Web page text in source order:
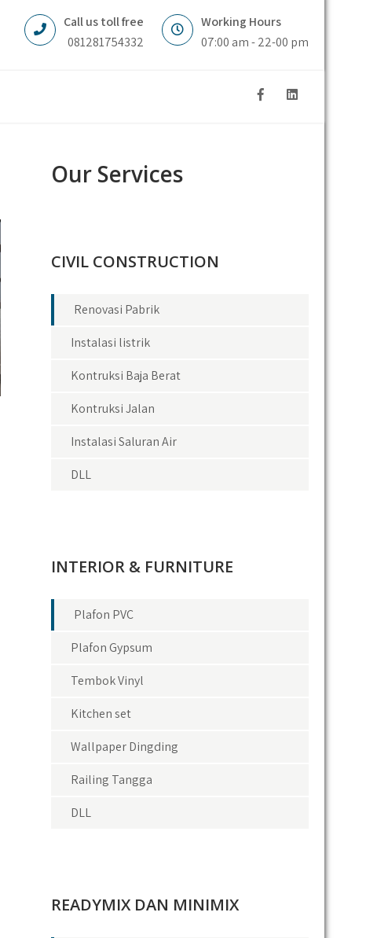
Call us toll free
081281754332
Working Hours
07:00 am - 22-00 pm
Our Services
CIVIL CONSTRUCTION
Renovasi Pabrik
Instalasi listrik
Kontruksi Baja Berat
Kontruksi Jalan
Instalasi Saluran Air
DLL
INTERIOR & FURNITURE
Plafon PVC
Plafon Gypsum
Tembok Vinyl
Kitchen set
Wallpaper Dingding
Railing Tangga
DLL
READYMIX DAN MINIMIX